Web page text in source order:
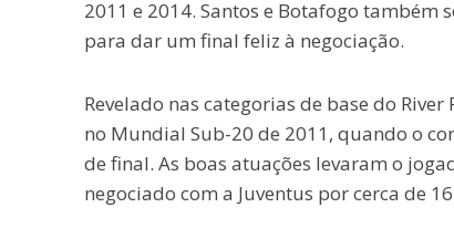
2011 e 2014. Santos e Botafogo
para dar um final feliz à negociação.
Revelado nas categorias de base do
no Mundial Sub-20 de 2011, quando o
de final. As boas atuações levaram o
negociado com a Juventus por cerca de